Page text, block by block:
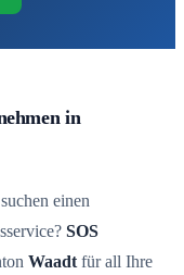
in
einen
SOS
Waadtfür all Ihre